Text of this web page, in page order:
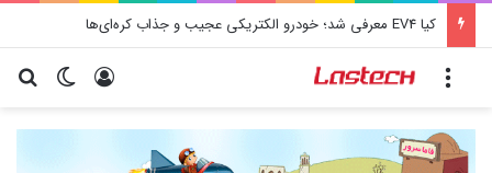
تغییر ورود